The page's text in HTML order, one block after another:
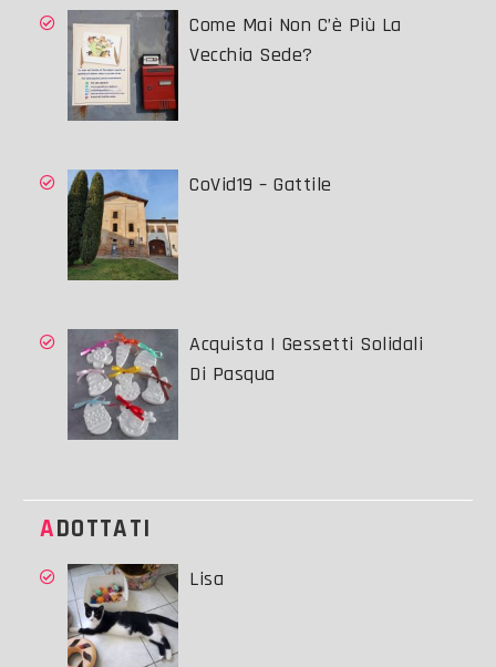
Come Mai Non C’è Più La
Vecchia Sede?
CoVid19 – Gattile
Acquista I Gessetti Solidali
Di Pasqua
ADOTTATI
Lisa